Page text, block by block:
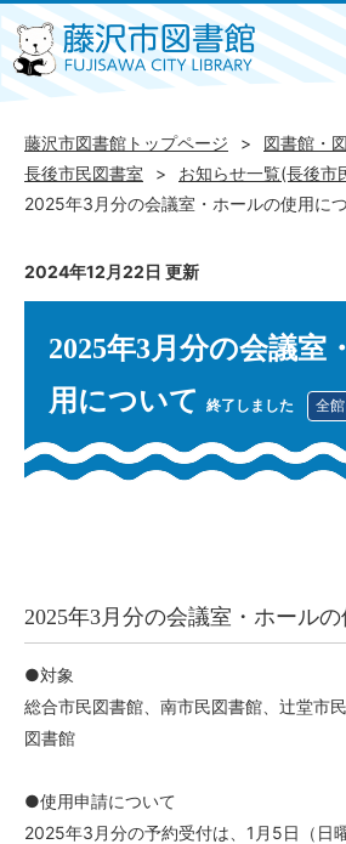
藤沢市図書館トップページ
図書館・
長後市民図書室
お知らせ一覧(長後市
2025年3月分の会議室・ホールの使用に
2024年12月22日 更新
2025年3月分の会議室
用について
終了しました 全館
2025年3月分の会議室・ホール
●対象
総合市民図書館、南市民図書館、辻堂市
図書館
●使用申請について
2025年3月分の予約受付は、1月5日（日